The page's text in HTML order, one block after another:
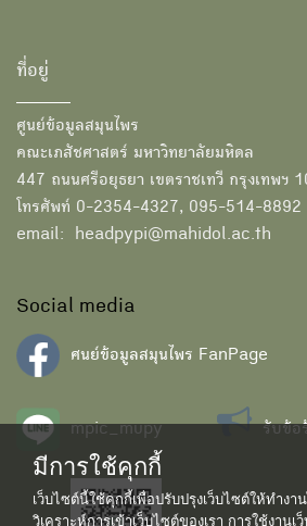
ที่อยู่
ศูนย์ข้อมูลสมุนไพร
คณะเภสัชศาสตร์ มหาวิทยาลัยมหิดล
447 ถนนศรีอยุธยา เขตราชเทวี กรุงเทพฯ
โทรศัพท์ 0-2354-4327, 095-514-8892
email: headpypi@mahidol.ac.th
Social media
ศนย์ข้อมูลสมุนไพร FanPage
mpic_mupy รับข้อ
มีการใช้คุกกี้
เว็บไซต์นี้ใช้คุกกี้เพื่อปรับปรุงเว็บไซต์ให้ทำงา
วิเคราะห์การเข้าเว็บไซต์ของเรา การใช้งาน